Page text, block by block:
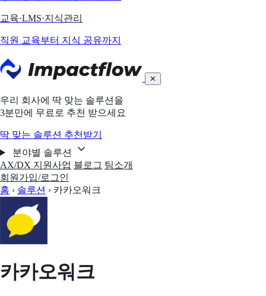
교육·LMS·지식관리
직원 교육부터 지식 공유까지
✕
우리 회사에 딱 맞는 솔루션을
3분만에 무료로 추천 받으세요
딱 맞는 솔루션 추천받기
분야별 솔루션
AX/DX 지원사업 블로그 팀소개
회원가입/로그인
홈 › 솔루션 › 카카오워크
카카오워크